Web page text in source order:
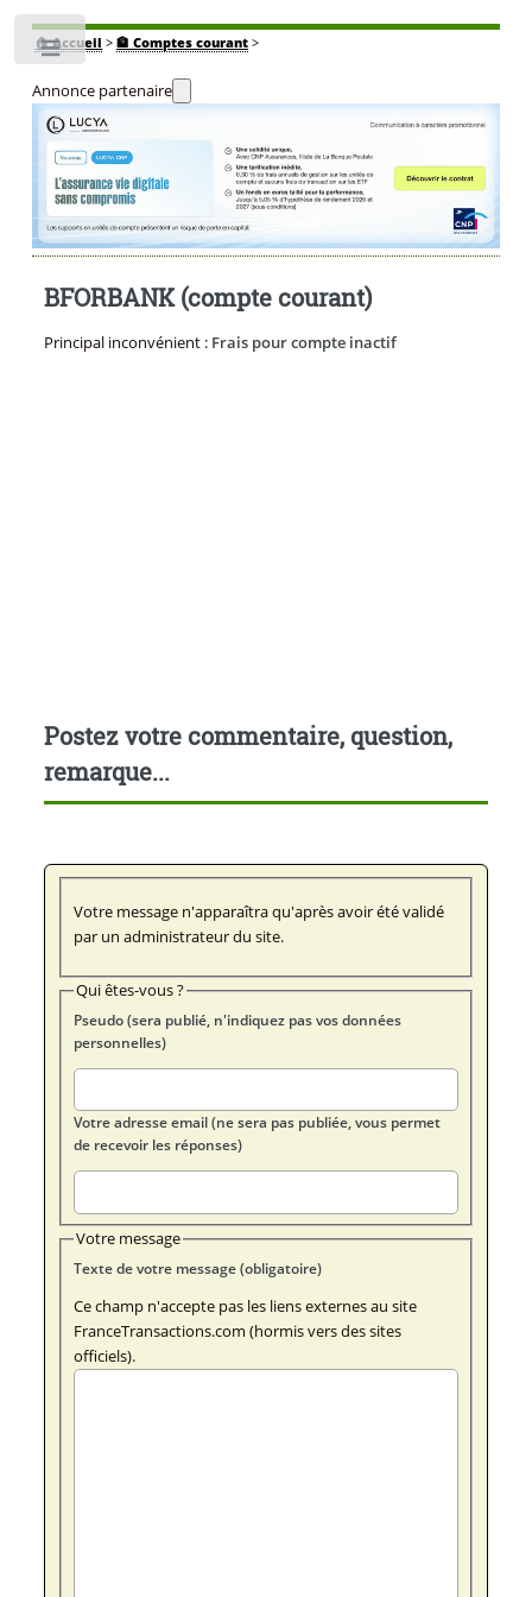
🏠Accueil > 🏦 Comptes courant>
Annonce partenaire
BFORBANK (compte courant)
Principal inconvénient : Frais pour compte inactif
Postez votre commentaire, question,
remarque...
Votre message n'apparaîtra qu'après avoir été validé
par un administrateur du site.
Qui êtes-vous ?
Pseudo (sera publié, n'indiquez pas vos données
personnelles)
Votre adresse email (ne sera pas publiée, vous permet
de recevoir les réponses)
Votre message
Texte de votre message (obligatoire)
Ce champ n'accepte pas les liens externes au site
FranceTransactions.com (hormis vers des sites
officiels).
Toggle